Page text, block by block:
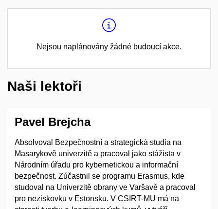
Nejsou naplánovány žádné budoucí akce.
Naši lektoři
Pavel Brejcha
Absolvoval Bezpečnostní a strategická studia na
Masarykově univerzitě a pracoval jako stážista v
Národním úřadu pro kybernetickou a informační
bezpečnost. Zúčastnil se programu Erasmus, kde
studoval na Univerzitě obrany ve Varšavě a pracoval
pro neziskovku v Estonsku. V CSIRT-MU má na